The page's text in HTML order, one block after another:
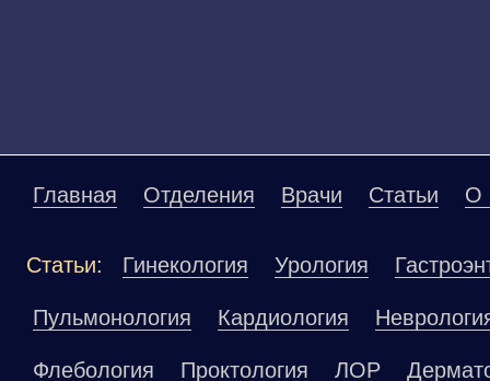
Главная Отделения Врачи Статьи О
Статьи: Гинекология Урология
Пульмонология Кардиология
Флебология Проктология ЛОР